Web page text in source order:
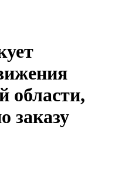
области,
заказу